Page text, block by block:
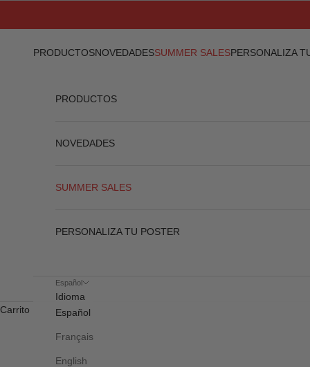
PRODUCTOSNOVEDADESSUMMER SALESPERSONALIZA
PRODUCTOS
NOVEDADES
SUMMER SALES
PERSONALIZA TU POSTER
Español
Idioma
Español
Français
English
Carrito